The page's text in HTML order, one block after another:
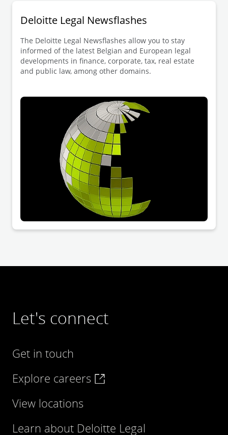
Deloitte Legal Newsflashes
The Deloitte Legal Newsflashes allow you to stay
informed of the latest Belgian and European legal
developments in finance, corporate, tax, real estate
and public law, among other domains.
Let's connect
Get in touch
Explore careers
View locations
Learn about Deloitte Legal